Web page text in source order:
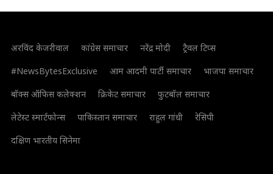
अरविंद केजरीवाल कांग्रेस समाचार नरेंद्र मोदी
ट्रैवल टिप्स
#NewsBytesExclusive
आम आदमी पार्टी समाचार
भाजपा समाचार
बॉक्स ऑफिस कलेक्शन
क्रिकेट समाचार
फुटबॉल समाचार
लेटेस्ट स्मार्टफोन्स
पाकिस्तान समाचार राहुल गांधी
रेसिपी
दक्षिण भारतीय सिनेमा